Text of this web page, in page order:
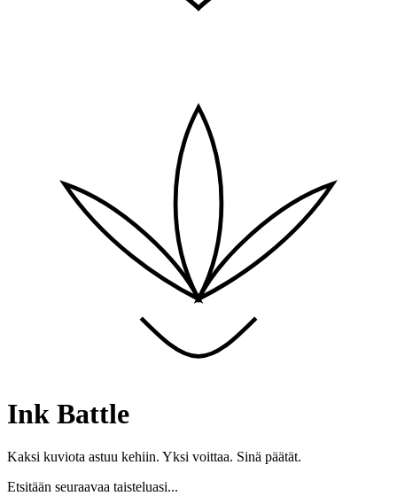
Ink Battle
Kaksi kuviota astuu kehiin. Yksi voittaa. Sinä päätät.
Etsitään seuraavaa taisteluasi...